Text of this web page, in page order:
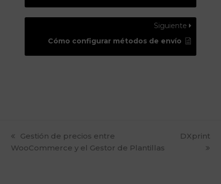
Siguiente
Cómo configurar métodos de envío
previous
post:
Gestión de precios entre
WooCommerce y el Gestor de Plantillas
next
DXprint